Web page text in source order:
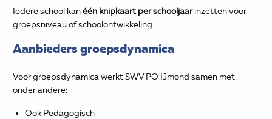
Iedere school kanéén knipkaart per schooljaarinzetten voor
groepsniveau of schoolontwikkeling.
Aanbieders groepsdynamica
Voor groepsdynamica werkt SWV PO IJmond samen met
onder andere:
Ook Pedagogisch